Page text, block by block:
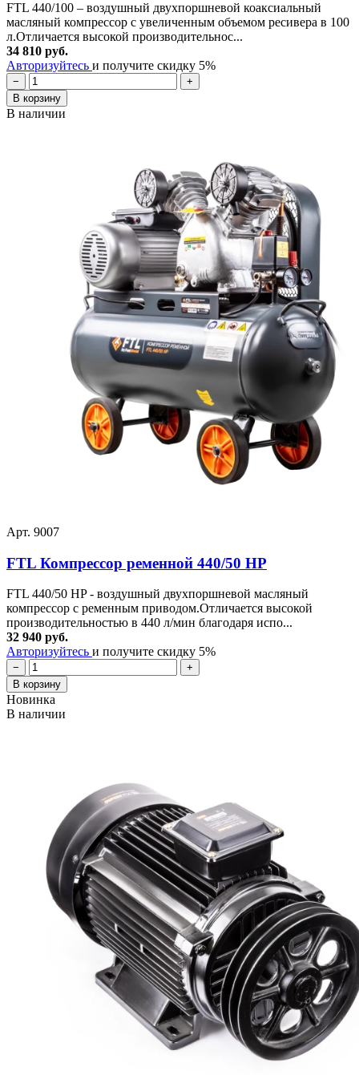
FTL 440/100 – воздушный двухпоршневой коаксиальный
масляный компрессор с увеличенным объемом ресивера в 100
л.Отличается высокой производительнос...
34 810 руб.
Авторизуйтесь и получите скидку 5%
−
+
В корзину
В наличии
Арт. 9007
FTL Компрессор ременной 440/50 HP
FTL 440/50 HP - воздушный двухпоршневой масляный
компрессор с ременным приводом.Отличается высокой
производительностью в 440 л/мин благодаря испо...
32 940 руб.
Авторизуйтесь и получите скидку 5%
−
+
В корзину
Новинка
В наличии